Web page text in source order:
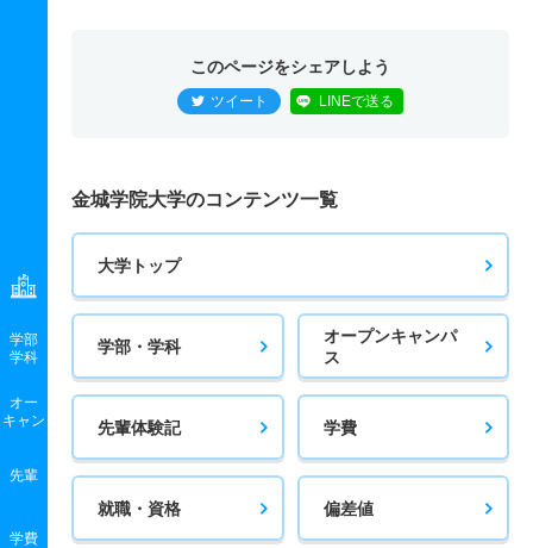
学部
学科
オー
キャン
先輩
学費
このページをシェアしよう
ツイート LINEで送る
金城学院大学のコンテンツ一覧
大学トップ
学部・学科
オープンキャンパ
ス
先輩体験記 学費
就職・資格 偏差値